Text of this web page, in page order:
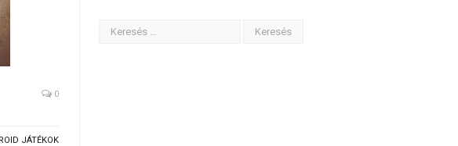
0
JÁTÉKOK